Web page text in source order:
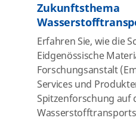
Zukunftsthema
Erfahren Sie, wie die
Eidgenössische
Forschungsanstalt
Services und
Spitzenforschung auf